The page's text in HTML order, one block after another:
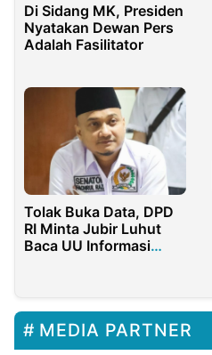
Di Sidang MK, Presiden
Nyatakan Dewan Pers
Adalah Fasilitator
Tolak Buka Data, DPD
RI Minta Jubir Luhut
Baca UU Informasi
MEDIA PARTNER